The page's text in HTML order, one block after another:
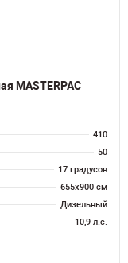
MASTERPAC
410
50
17 градусов
655х900 см
Дизельный
10,9 л.с.